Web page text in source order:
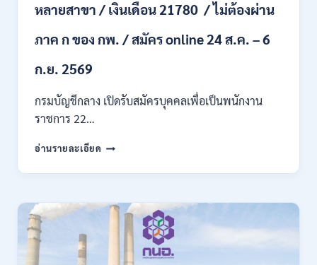
ค่า
พิเศษ
22
หลายสาขา / เงินเดือน 21780 / ไม่ต้องผ่าน
ภาค ก ของ กพ. / สมัคร online 24 ส.ค. – 6
ก.ย. 2569
กรมบัญชีกลาง เปิดรับสมัครบุคคลเพื่อเป็นพนักงาน
ราชการ 22…
อ่านรายละเอียด กรม
กลาง
รับ
สมัคร